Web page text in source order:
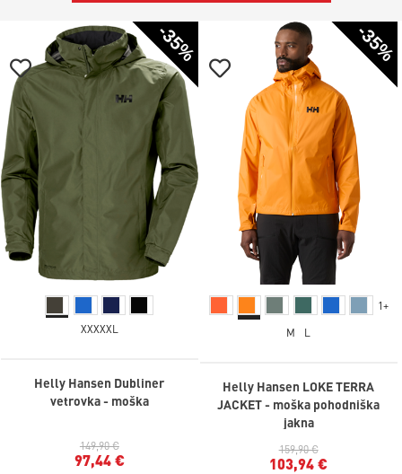
-35%
XXXXXL
Helly Hansen Dubliner
vetrovka - moška
149,90 €
97,44 €
-35%
1+
M L
Helly Hansen LOKE TERRA
JACKET - moška pohodniška
jakna
159,90 €
103,94 €